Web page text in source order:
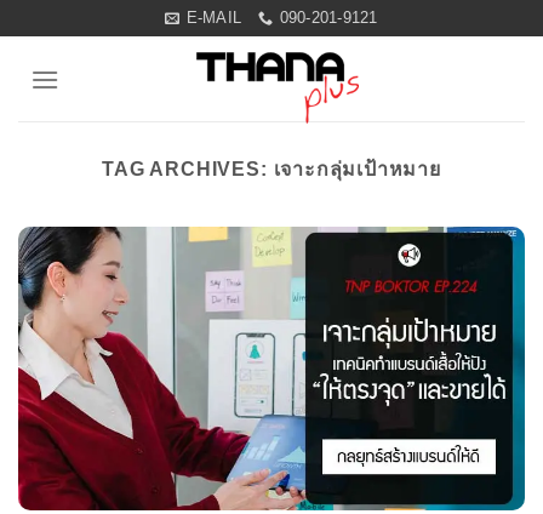
content
E-MAIL 090-201-9121
TAG ARCHIVES: เจาะกลุ่มเป้าหมาย